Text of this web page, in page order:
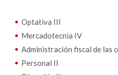
Optativa III
Mercadotecnia IV
Administración fiscal de las
Personal II